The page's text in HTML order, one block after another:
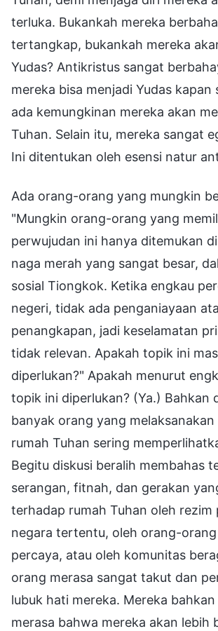
terluka. Bukankah mereka
tertangkap, bukankah mereka
Yudas? Antikristus sangat
mereka bisa menjadi Yudas kapan
ada kemungkinan mereka akan
Tuhan. Selain itu, mereka sangat
Ini ditentukan oleh esensi natur
Ada orang-orang yang mungkin
"Mungkin orang-orang yang
perwujudan ini hanya ditemukan
naga merah yang sangat besar,
sosial Tiongkok. Ketika engkau
negeri, tidak ada penganiayaan
penangkapan, jadi keselamatan
tidak relevan. Apakah topik ini
diperlukan?" Apakah menurut
topik ini diperlukan? (Ya.) Bahkan
banyak orang yang melaksanakan
rumah Tuhan sering
Begitu diskusi beralih membahas
serangan, fitnah, dan gerakan
terhadap rumah Tuhan oleh rezim
negara tertentu, oleh orang-
percaya, atau oleh komunitas
orang merasa sangat takut dan
lubuk hati mereka. Mereka
merasa bahwa mereka akan lebih